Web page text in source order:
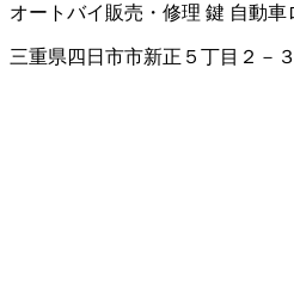
オートバイ販売・修理 鍵 自動車
三重県四日市市新正５丁目２－